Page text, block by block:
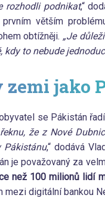
rozhodli podnikat,“
větším
obtížněji. „Je
kdy to nebude
jako
se Pákistán
že z Nové
Pákistánu,“ dodává
je považovaný za
než 100 milionů lidí
digitální bankou